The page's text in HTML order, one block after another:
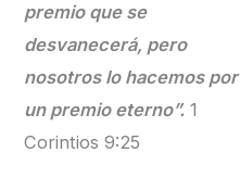
premio que se
desvanecerá, pero
nosotros lo hacemos por
un premio eterno”. 1
Corintios 9:25